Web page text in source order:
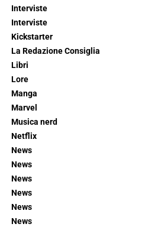
Interviste
Interviste
Kickstarter
La Redazione Consiglia
Libri
Lore
Manga
Marvel
Musica nerd
Netflix
News
News
News
News
News
News